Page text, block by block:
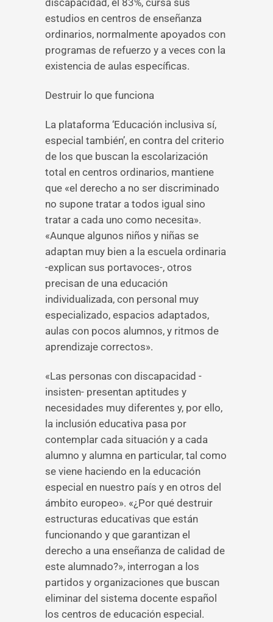
discapacidad, el 83%, cursa sus
estudios en centros de enseñanza
ordinarios, normalmente apoyados con
programas de refuerzo y a veces con la
existencia de aulas específicas.
Destruir lo que funciona
La plataforma ‘Educación inclusiva sí,
especial también’, en contra del criterio
de los que buscan la escolarización
total en centros ordinarios, mantiene
que «el derecho a no ser discriminado
no supone tratar a todos igual sino
tratar a cada uno como necesita».
«Aunque algunos niños y niñas se
adaptan muy bien a la escuela ordinaria
-explican sus portavoces-, otros
precisan de una educación
individualizada, con personal muy
especializado, espacios adaptados,
aulas con pocos alumnos, y ritmos de
aprendizaje correctos».
«Las personas con discapacidad -
insisten- presentan aptitudes y
necesidades muy diferentes y, por ello,
la inclusión educativa pasa por
contemplar cada situación y a cada
alumno y alumna en particular, tal como
se viene haciendo en la educación
especial en nuestro país y en otros del
ámbito europeo». «¿Por qué destruir
estructuras educativas que están
funcionando y que garantizan el
derecho a una enseñanza de calidad de
este alumnado?», interrogan a los
partidos y organizaciones que buscan
eliminar del sistema docente español
los centros de educación especial.